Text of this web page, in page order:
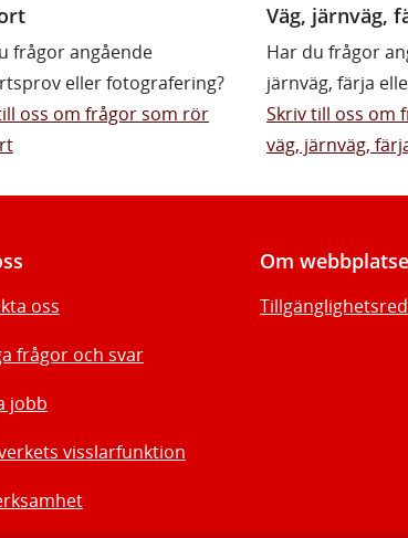
frågor angående
eller fotografering?
oss om frågor som rör
Väg, järnväg,
Har du frågor
järnväg, färja
Skriv till oss om
väg, järnväg,
oss
frågor och svar
jobb
visslarfunktion
Om